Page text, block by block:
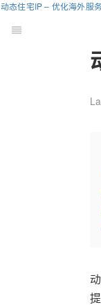
动态住宅IP – 优化海外服